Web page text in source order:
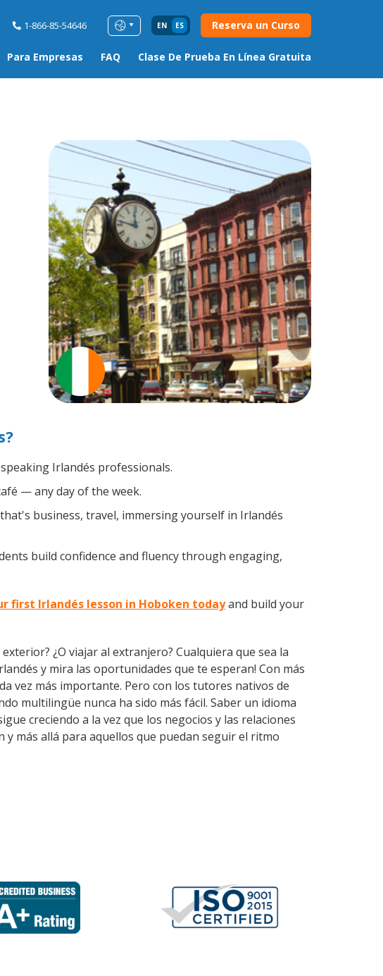
1-866-85-54646 EN ES Reserva un Curso
Para Empresas FAQ Clase De Prueba En Línea Gratuita
Irlandés professionals.
— any day of the week.
business, travel, immersing yourself in Irlandés
build confidence and fluency through engaging,
first Irlandés lesson in Hoboken todayand build your
¿O viajar al extranjero? Cualquiera que sea la
y mira las oportunidades que te esperan! Con más
vez más importante. Pero con los tutores nativos de
multilingüe nunca ha sido más fácil. Saber un idioma
creciendo a la vez que los negocios y las relaciones
más allá para aquellos que puedan seguir el ritmo